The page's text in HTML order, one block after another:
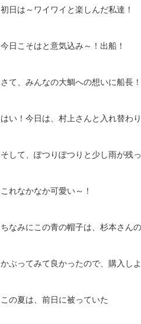
初日は～ワイワイと楽しんだ私達！
今日こそはと意気込み～！出船！
さて、みんなの大鯛への想いに船長
はい！今日は、村上さんと入れ替わ
そして、ぽつりぽつりと少し雨が残
これなかなか可愛い～！
ちなみにこの青の帽子は、杉本さん
かぶってみて良かったので、購入し
この夏は、前日に被っていた